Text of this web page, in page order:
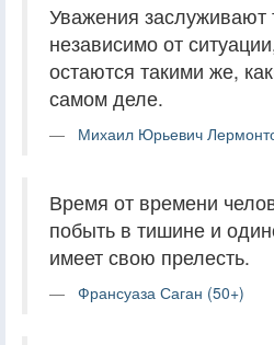
Уважения
независимо от
остаются такими же,
самом деле.
Михаил Юрьевич
Время от времени
побыть в тишине и
имеет свою прелесть.
Франсуаза Саган (50+)